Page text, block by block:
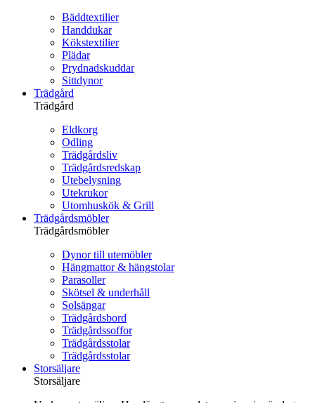
Bäddtextilier
Handdukar
Kökstextilier
Plädar
Prydnadskuddar
Sittdynor
Trädgård
Trädgård
Eldkorg
Odling
Trädgårdsliv
Trädgårdsredskap
Utebelysning
Utekrukor
Utomhuskök & Grill
Trädgårdsmöbler
Trädgårdsmöbler
Dynor till utemöbler
Hängmattor & hängstolar
Parasoller
Skötsel & underhåll
Solsängar
Trädgårdsbord
Trädgårdssoffor
Trädgårdsstolar
Trädgårdsstolar
Storsäljare
Storsäljare